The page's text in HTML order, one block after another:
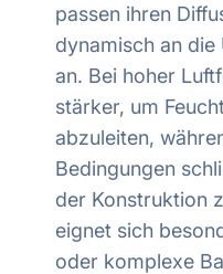
passen ihren
dynamisch an
an. Bei hoher
stärker, um
abzuleiten,
Bedingungen
der Konstruktion
eignet sich
oder komplexe